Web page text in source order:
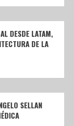
DESDE LATAM,
DE LA
SELLAN